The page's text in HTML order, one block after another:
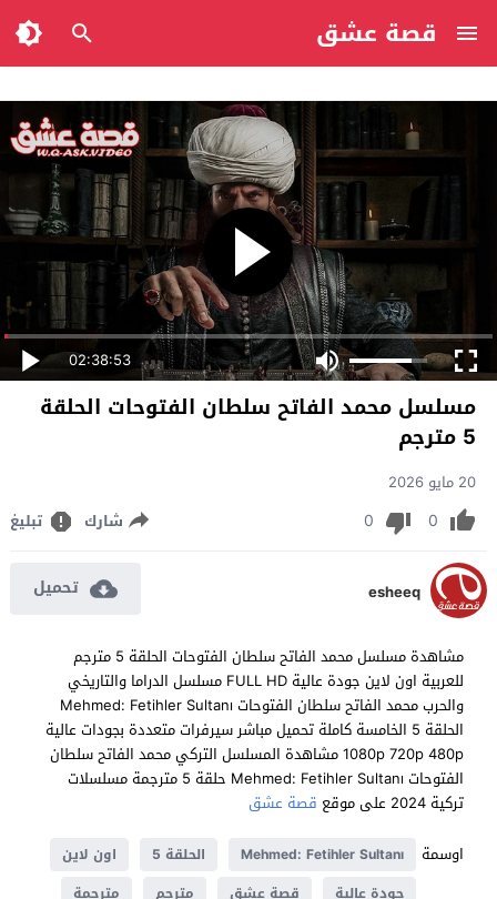
قصة عشق
02:38:53
مسلسل محمد الفاتح سلطان الفتوحات الحلقة
5 مترجم
20 مايو 2026
0
0 شارك تبليغ
esheeq تحميل
مشاهدة مسلسل محمد الفاتح سلطان الفتوحات الحلقة 5 مترجم
للعربية اون لاين جودة عالية FULL HD مسلسل الدراما والتاريخي
والحرب محمد الفاتح سلطان الفتوحات Mehmed: Fetihler Sultanı
الحلقة 5 الخامسة كاملة تحميل مباشر سيرفرات متعددة بجودات عالية
1080p 720p 480p مشاهدة المسلسل التركي محمد الفاتح سلطان
الفتوحات Mehmed: Fetihler Sultanı حلقة 5 مترجمة مسلسلات
تركية 2024 على موقع
قصة عشق
اوسمة
Mehmed: Fetihler Sultanı الحلقة 5
اون لاين
جودة عالية
قصة عشق مترجم
مترجمة